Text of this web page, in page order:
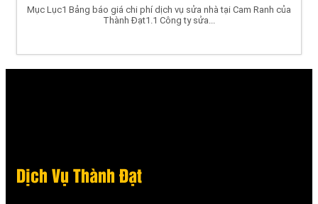
Mục Lục1 Bảng báo giá chi phí dịch vụ sửa nhà tại Cam Ranh của
Thành Đạt1.1 Công ty sửa...
Dịch Vụ Thành Đạt